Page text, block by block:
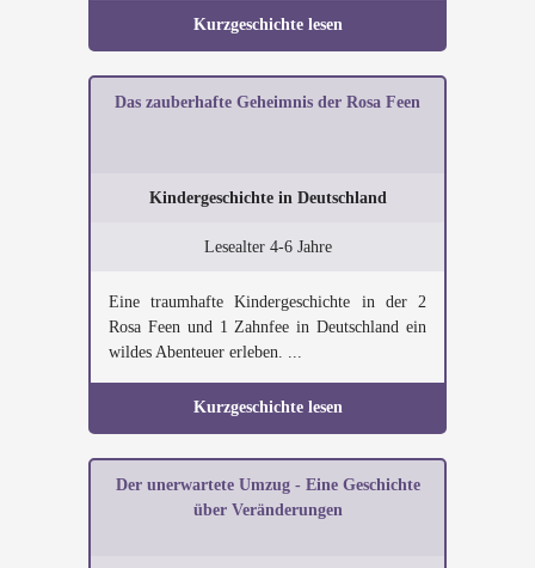
Kurzgeschichte lesen
Das zauberhafte Geheimnis der Rosa Feen
Kindergeschichte in Deutschland
Lesealter 4-6 Jahre
Eine traumhafte Kindergeschichte in der 2
Rosa Feen und 1 Zahnfee in Deutschland ein
wildes Abenteuer erleben. ...
Kurzgeschichte lesen
Der unerwartete Umzug - Eine Geschichte
über Veränderungen